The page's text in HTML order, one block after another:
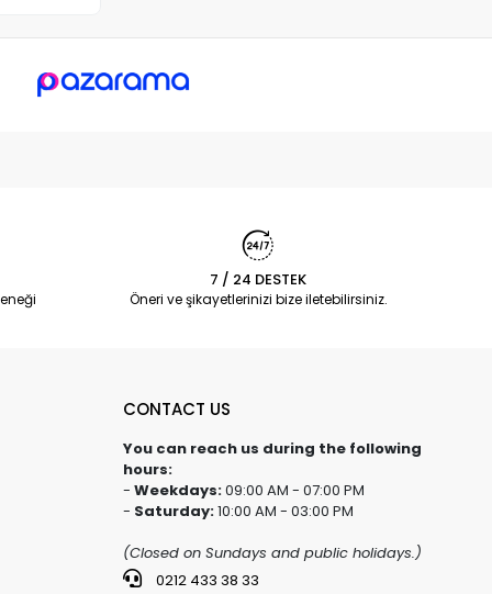
7 / 24 DESTEK
Öneri ve şikayetlerinizi bize iletebilirsiniz.
CONTACT US
You can reach us during the following
hours:
- Weekdays:09:00 AM - 07:00 PM
- Saturday:10:00 AM - 03:00 PM
(Closed on Sundays and public holidays.)
0212 433 38 33